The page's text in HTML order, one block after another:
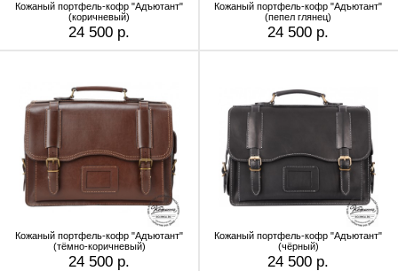
Кожаный портфель-кофр "Адъютант"
(коричневый)
24 500 р.
Кожаный портфель-кофр "Адъютант"
(пепел глянец)
24 500 р.
Кожаный портфель-кофр "Адъютант"
(тёмно-коричневый)
24 500 р.
Кожаный портфель-кофр "Адъютант"
(чёрный)
24 500 р.